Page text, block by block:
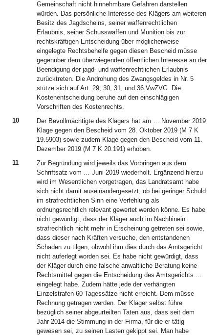
Gemeinschaft nicht hinnehmbare Gefahren darstellen
würden. Das persönliche Interesse des Klägers am weiteren
Besitz des Jagdscheins, seiner waffenrechtlichen
Erlaubnis, seiner Schusswaffen und Munition bis zur
rechtskräftigen Entscheidung über möglicherweise
eingelegte Rechtsbehelfe gegen diesen Bescheid müsse
gegenüber dem überwiegenden öffentlichen Interesse an der
Beendigung der jagd- und waffenrechtlichen Erlaubnis
zurücktreten. Die Androhung des Zwangsgeldes in Nr. 5
stütze sich auf Art. 29, 30, 31, und 36 VwZVG. Die
Kostenentscheidung beruhe auf den einschlägigen
Vorschriften des Kostenrechts.
10
Der Bevollmächtigte des Klägers hat am … November 2019
Klage gegen den Bescheid vom 28. Oktober 2019 (M 7 K
19.5903) sowie zudem Klage gegen den Bescheid vom 11.
Dezember 2019 (M 7 K 20.191) erhoben.
11
Zur Begründung wird jeweils das Vorbringen aus dem
Schriftsatz vom … Juni 2019 wiederholt. Ergänzend hierzu
wird im Wesentlichen vorgetragen, das Landratsamt habe
sich nicht damit auseinandergesetzt, ob bei geringer Schuld
im strafrechtlichen Sinn eine Verfehlung als
ordnungsrechtlich relevant gewertet werden könne. Es habe
nicht gewürdigt, dass der Kläger auch im Nachhinein
strafrechtlich nicht mehr in Erscheinung getreten sei sowie,
dass dieser nach Kräften versuche, den entstandenen
Schaden zu tilgen, obwohl ihm dies durch das Amtsgericht
nicht auferlegt worden sei. Es habe nicht gewürdigt, dass
der Kläger durch eine falsche anwaltliche Beratung keine
Rechtsmittel gegen die Entscheidung des Amtsgerichts …
eingelegt habe. Zudem hätte jede der verhängten
Einzelstrafen 60 Tagessätze nicht erreicht. Dem müsse
Rechnung getragen werden. Der Kläger selbst führe
bezüglich seiner abgeurteilten Taten aus, dass seit dem
Jahr 2014 die Stimmung in der Firma, für die er tätig
gewesen sei, zu seinen Lasten gekippt sei. Man habe